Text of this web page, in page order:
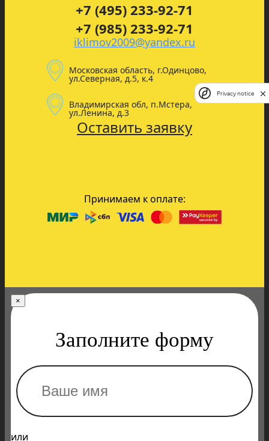
+7 (495) 233-92-71
+7 (985) 233-92-71
iklimov2009@yandex.ru
Московская область, г.Одинцово,
ул.Северная, д.5, к.4
Владимирская обл, п.Мстера,
ул.Ленина, д.3
Оставить заявку
Принимаем к оплате:
×
Заполните форму
или
Privacy notice